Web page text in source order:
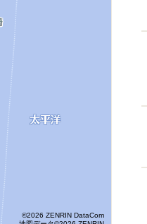
©2026 ZENRIN DataCom